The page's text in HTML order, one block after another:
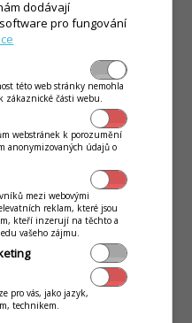
ve všech směrech.
budovat databázi
a slevy. Má schopnost
i přilákat nové, které
a mobility
dodávají
pro fungování
této web stránky nemohla
zákaznické části webu.
webstránek k porozumění
anonymizovaných údajů o
mezi webovými
reklam, které jsou
kteří inzerují na těchto a
vašeho zájmu.
pro vás, jako jazyk,
technikem.